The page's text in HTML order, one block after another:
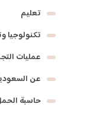
تعليم
تكنولوجيا
عمليات
عن
حاسبة